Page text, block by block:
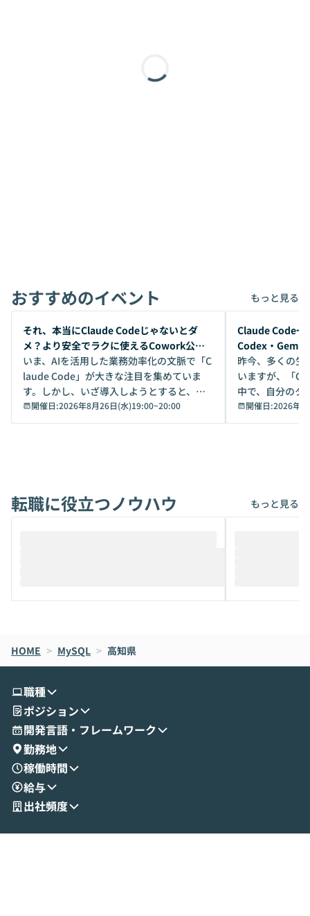
おすすめのイベント もっと見る
開催前
それ、本当にClaude Codeじゃないとダ
メ？より安全でラクに使えるCowork公開
デモ
いま、AIを活用した業務効率化の文脈で「C
laude Code」が大きな注目を集めていま
す。しかし、いざ導入しようとすると、セ
キュリティ面の懸念や権限管理のハードル
から、気軽に使えないケースも多いのでは
けでなく、想像以上の範囲まで自動化でき
ることは、まだあまり知られていません。
メルカリでの判断基準をもとに「なぜClau
oworkの基本的な機能をご紹介いただきま
す。 続く公開デモでは、実際にCoworkを
せいただきます。数分でワークフローが完
成する手軽さや、Gmail等の外部サービス
とセキュアに連携できるポイントなど、実
演を通じて具体的なイメージをお届けしま
す。 後半のディスカッションでは、セキュ
リティの考え方や社内導入の進め方など、
現場目線でさらに深掘りしていきます。
「自分の業務をAIで自動化してみたいけ
いう方にこそ参加いただきたいイベントで
開催日:2026年8月26日(水)19:00~20:00
開催前
Claude Code一
Codex・
昨今、多くの生
いますが、「
中で、自分のタ
いいのか」を自
か？ 「なんとなく誰かが良いと言っていた
は、評判では
ているAIを選ぶこ
それぞれの本当
ント構築の最前
開催日:2026年8
転職に役立つノウハウ もっと見る
HOME > MySQL > 高知県
職種
ポジション
開発言語・フレームワーク
勤務地
稼働時間
給与
出社頻度